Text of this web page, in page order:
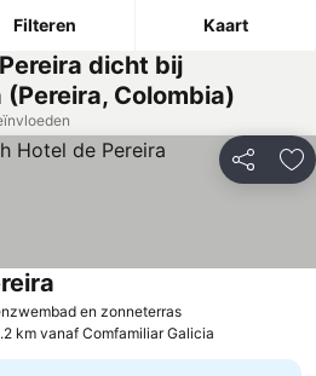
Filteren Kaart
dicht bij
Colombia)
Delen
en zonneterrasPrijzen
km vanaf Comfamiliar Galicia